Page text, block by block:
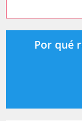
Por qué